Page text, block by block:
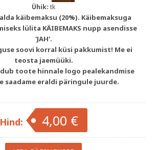
Ühik: tk
käibemaksu (20%). Käibemaksuga
lülita KÄIBEMAKS nupp asendisse
'JAH'.
soovi korral küsi pakkumist! Me ei
teosta jaemüüki.
toote hinnale logo pealekandmise
saadame eraldi päringule juurde.
Hind: 4,00 €